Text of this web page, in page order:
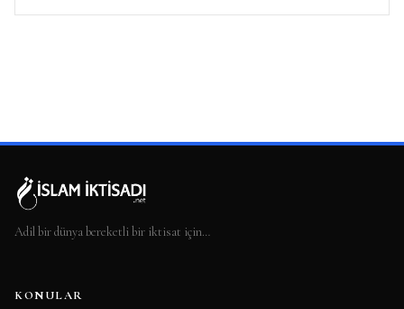
Adil bir dünya bereketli bir iktisat için…
KONULAR